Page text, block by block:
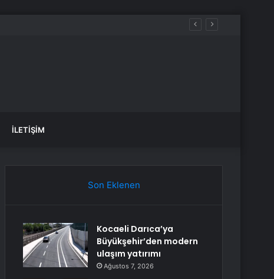
İLETIŞIM
Son Eklenen
Kocaeli Darıca’ya
Büyükşehir’den modern
ulaşım yatırımı
Ağustos 7, 2026